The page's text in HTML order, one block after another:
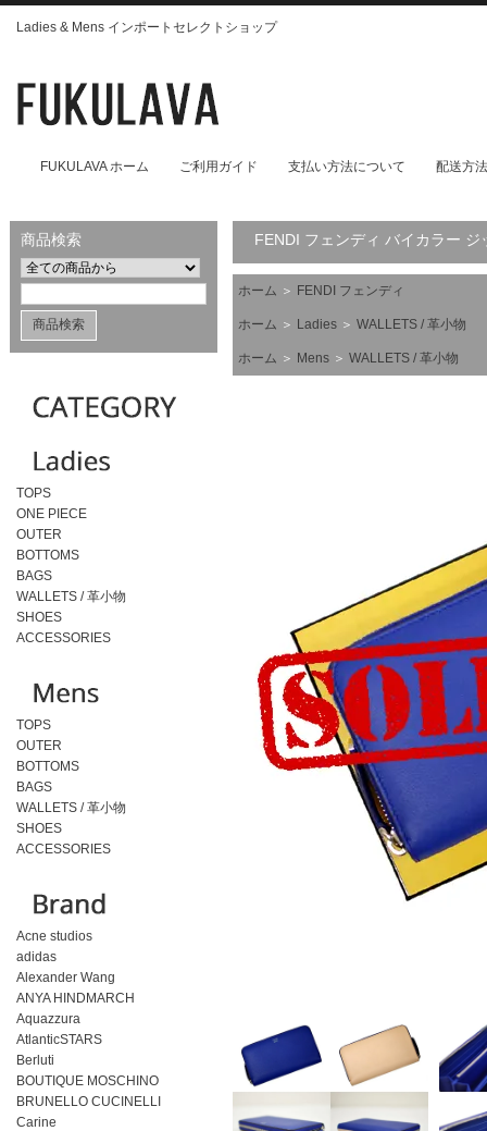
Ladies & Mens インポートセレクトショップ
FUKULAVA ホーム ご利用ガイド 支払い方法について 配送方
商品検索
TOPS
ONE PIECE
OUTER
BOTTOMS
BAGS
WALLETS / 革小物
SHOES
ACCESSORIES
TOPS
OUTER
BOTTOMS
BAGS
WALLETS / 革小物
SHOES
ACCESSORIES
Acne studios
adidas
Alexander Wang
ANYA HINDMARCH
Aquazzura
AtlanticSTARS
Berluti
BOUTIQUE MOSCHINO
BRUNELLO CUCINELLI
Carine
FENDI フェンディ バイカラー ジ
ホーム ＞ FENDI フェンディ
ホーム ＞ Ladies ＞ WALLETS / 革小物
ホーム ＞ Mens ＞ WALLETS / 革小物